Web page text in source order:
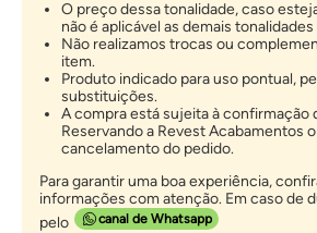
O preço dessa tonalidade, caso
não é aplicável as demais
Não realizamos trocas ou
item.
Produto indicado para uso pontual,
substituições.
A compra está sujeita à confirmação
Reservando a Revest Acabamentos
cancelamento do pedido.
Para garantir uma boa experiência,
informações com atenção. Em caso de
pelo
canal de Whatsapp